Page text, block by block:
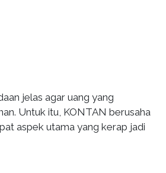
jelas agar uang yang
Untuk itu, KONTAN berusaha
aspek utama yang kerap jadi